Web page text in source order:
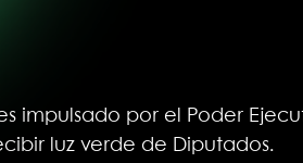
impulsado por el Poder
luz verde de Diputados.